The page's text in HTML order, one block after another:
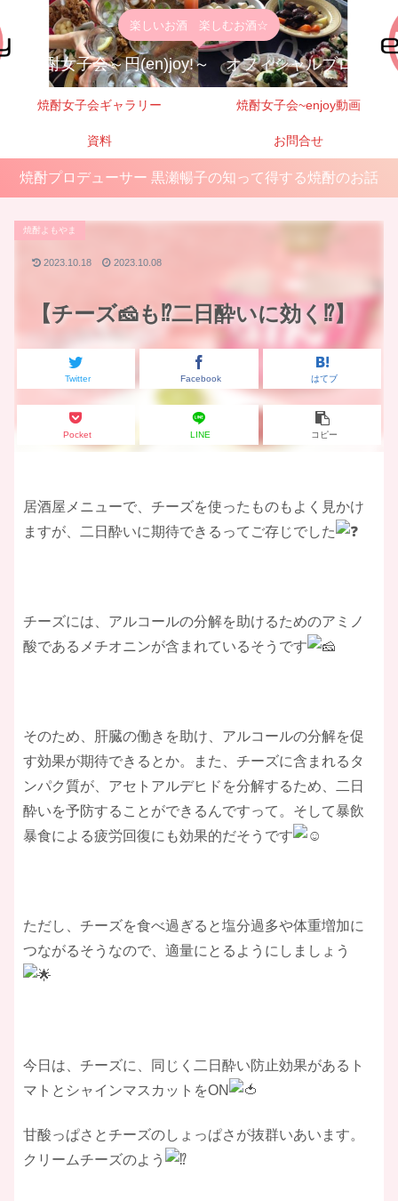
楽しいお酒 楽しむお酒☆
焼酎女子会～円(en)joy!～ オフィシャルブログ
焼酎女子会ギャラリー 焼酎女子会~enjoy動画
資料 お問合せ
焼酎プロデューサー 黒瀬暢子の知って得する焼酎のお話
【チーズ🧀も⁉二日酔いに効く⁉】
焼酎よもやま
Twitter Facebook はてブ
Pocket LINE コピー
2023.10.18 2023.10.08
居酒屋メニューで、チーズを使ったものもよく見かけ
ますが、二日酔いに期待できるってご存じでした
チーズには、アルコールの分解を助けるためのアミノ
酸であるメチオニンが含まれているそうです
そのため、肝臓の働きを助け、アルコールの分解を促
す効果が期待できるとか。また、チーズに含まれるタ
ンパク質が、アセトアルデヒドを分解するため、二日
酔いを予防することができるんですって。そして暴飲
暴食による疲労回復にも効果的だそうです
ただし、チーズを食べ過ぎると塩分過多や体重増加に
つながるそうなので、適量にとるようにしましょう
今日は、チーズに、同じく二日酔い防止効果があるト
マトとシャインマスカットをON
甘酸っぱさとチーズのしょっぱさが抜群いあいます。
クリームチーズのよう